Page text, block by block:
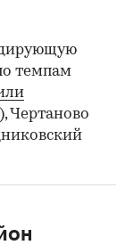
темпам
Чертаново